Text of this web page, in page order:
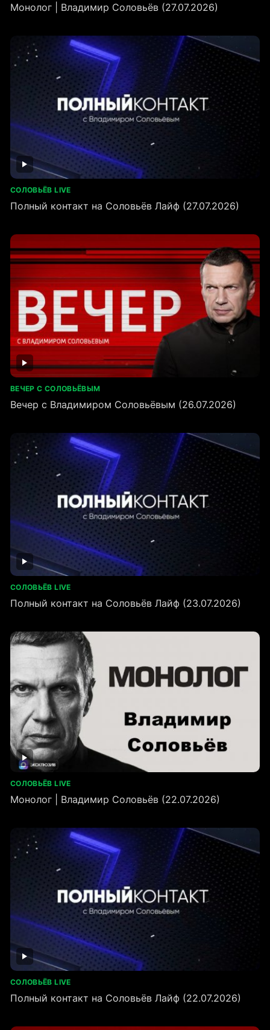
Монолог | Владимир Соловьёв (27.07.2026)
СОЛОВЬЁВ LIVE
Полный контакт на Соловьёв Лайф (27.07.2026)
ВЕЧЕР С СОЛОВЬЁВЫМ
Вечер с Владимиром Соловьёвым (26.07.2026)
СОЛОВЬЁВ LIVE
Полный контакт на Соловьёв Лайф (23.07.2026)
СОЛОВЬЁВ LIVE
Монолог | Владимир Соловьёв (22.07.2026)
СОЛОВЬЁВ LIVE
Полный контакт на Соловьёв Лайф (22.07.2026)